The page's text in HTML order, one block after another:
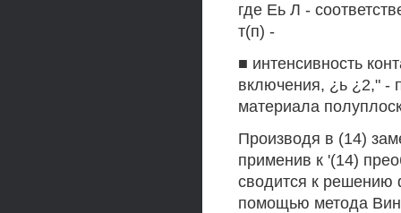
где Еь Л -
т(п) -
■ интенсивность
включения, ¿ь ¿2," -
материала
Производя в (14)
применив к '(14)
сводится к решению
помощью метода